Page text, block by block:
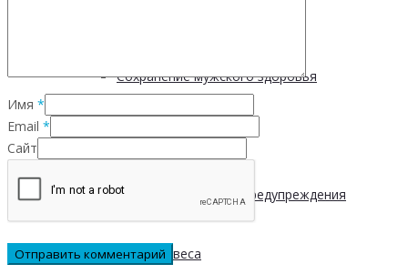
Сохранение мужского здоровья
Академия здоровья
Основы здоровья и предупреждения
лишнего веса
Имя *
Email *
Сайт